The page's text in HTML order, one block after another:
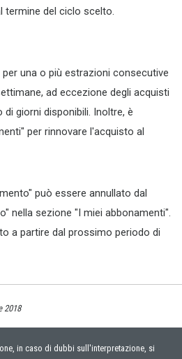
termine del ciclo scelto.
una o più estrazioni consecutive
ad eccezione degli acquisti
giorni disponibili. Inoltre, è
per rinnovare l'acquisto al
può essere annullato dal
nella sezione "I miei abbonamenti".
a partire dal prossimo periodo di
2018
in caso di dubbi sull'interpretazione, si